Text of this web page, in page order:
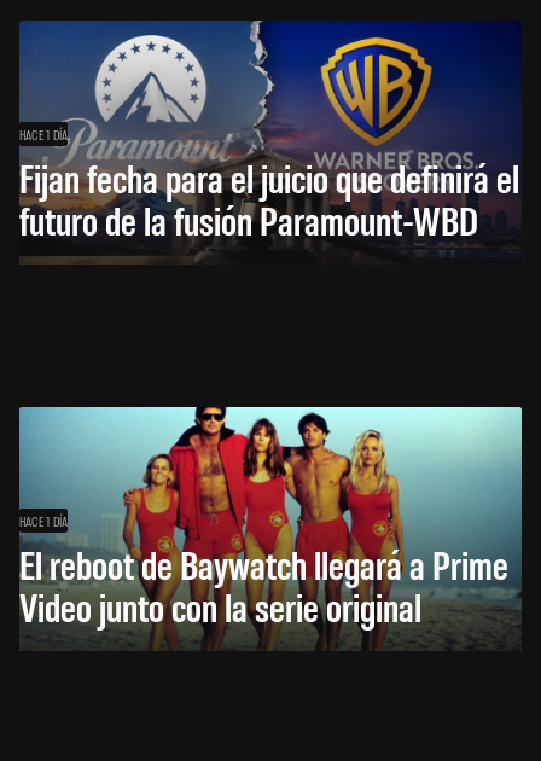
HACE 1 DÍA
Fijan fecha para el juicio que definirá el
futuro de la fusión Paramount-WBD
HACE 1 DÍA
El reboot de Baywatch llegará a Prime
Video junto con la serie original